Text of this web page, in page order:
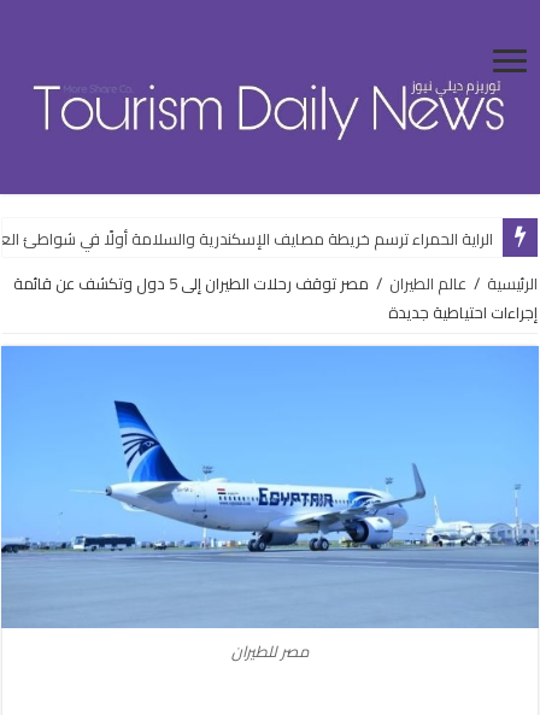
الراية الحمراء ترسم خريطة مصايف الإسكندرية والسلامة أولًا في شواطئ
الرئيسية / عالم الطيران /
مصر توقف رحلات الطيران إلى 5 دول وتكشف عن قائمة
إجراءات احتياطية جديدة
مصر للطيران